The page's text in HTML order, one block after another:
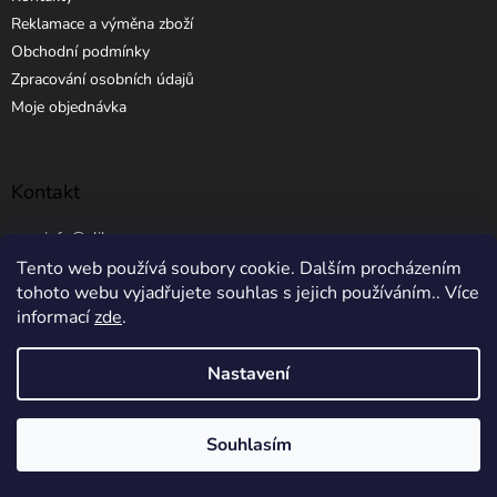
Tento web používá soubory cookie. Dalším procházením
tohoto webu vyjadřujete souhlas s jejich používáním.. Více
informacízde.
Nastavení
Souhlasím
Reklamace a výměna zboží
Obchodní podmínky
Zpracování osobních údajů
Moje objednávka
Kontakt
info @ elibros.cz
+420 734 184 444
eLibros.cz. Všechna práva vyhrazena.
5% SLEVA NA PRVNÍ NÁKUP